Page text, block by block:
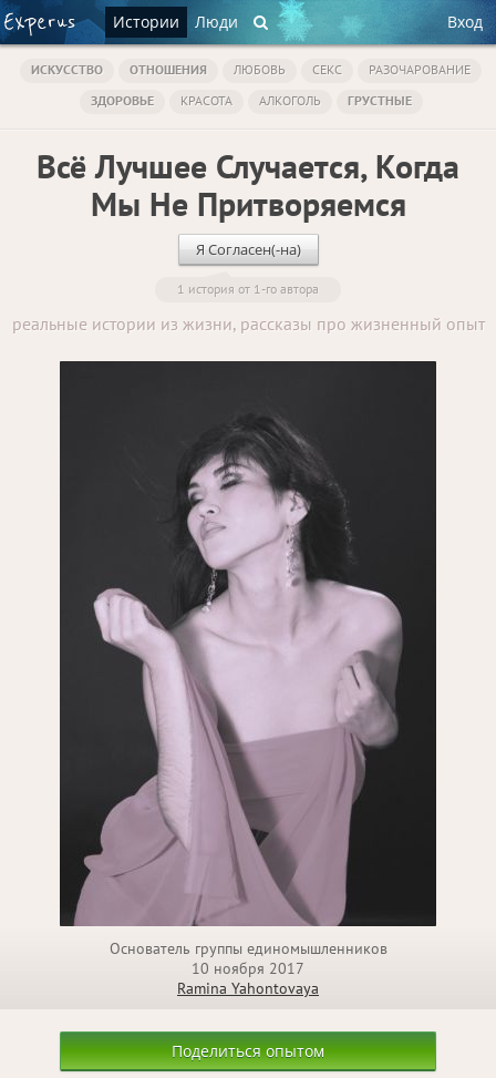
Истории Люди Вход
ИСКУССТВО ОТНОШЕНИЯ ЛЮБОВЬ СЕКС
РАЗОЧАРОВАНИЕ
ЗДОРОВЬЕ
КРАСОТА АЛКОГОЛЬ ГРУСТНЫЕ
Всё Лучшее Случается, Когда
Мы Не Притворяемся
Я Согласен(-на)
1 история от 1-го автора
реальные истории из жизни, рассказы про жизненный опыт
Основатель группы единомышленников
10 ноября 2017
Ramina Yahontovaya
Поделиться опытом